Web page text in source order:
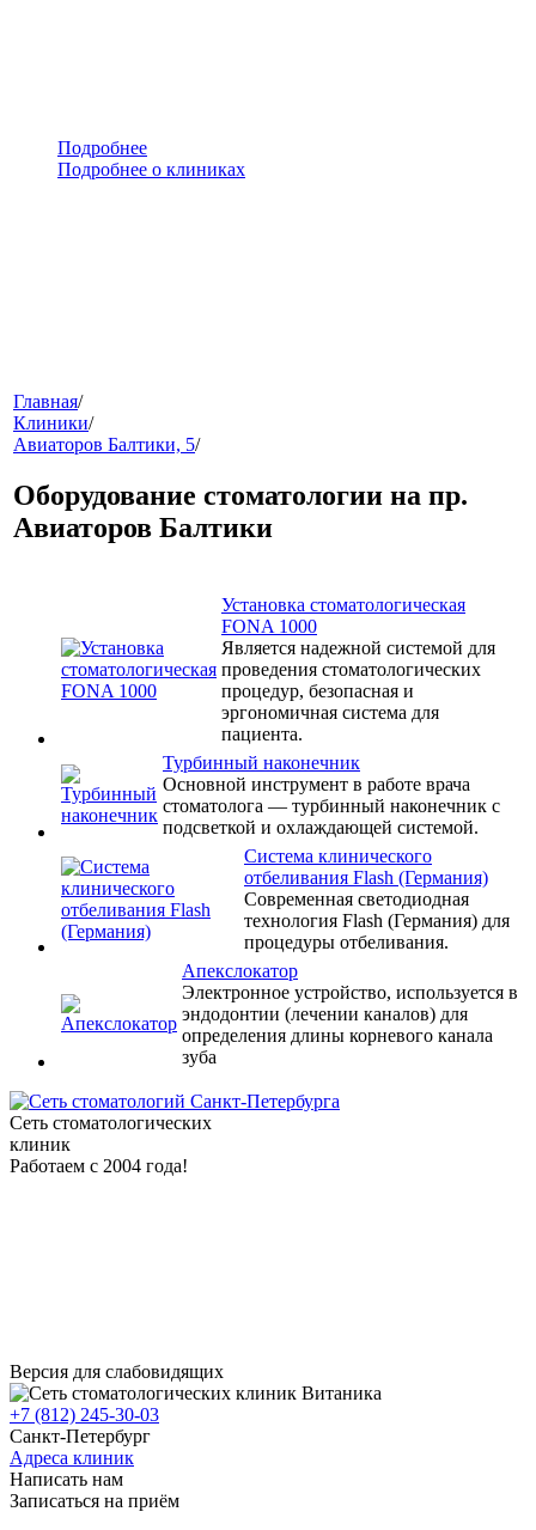
Подробнее
Подробнее о клиниках
меню
клиники
Главная/
Клиники/
Авиаторов Балтики, 5/
Оборудование стоматологии на пр.
Авиаторов Балтики
Установка стоматологическая
FONA 1000
Является надежной системой для
проведения стоматологических
процедур, безопасная и
эргономичная система для
пациента.
Турбинный наконечник
Основной инструмент в работе врача
стоматолога — турбинный наконечник с
подсветкой и охлаждающей системой.
Система клинического
отбеливания Flash (Германия)
Современная светодиодная
технология Flash (Германия) для
процедуры отбеливания.
Апекслокатор
Электронное устройство, используется в
эндодонтии (лечении каналов) для
определения длины корневого канала
зуба
Сеть стоматологических
клиник
Работаем с 2004 года!
Версия для слабовидящих
+7 (812) 245-30-03
Санкт-Петербург
Адреса клиник
Написать нам
Записаться на приём